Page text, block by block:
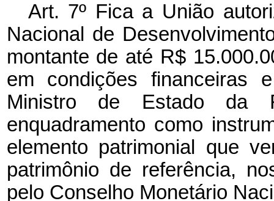
Art. 7º Fica a União
Nacional de
montante de até R$
em condições financeiras
Ministro de Estado da
enquadramento como
elemento patrimonial que
patrimônio de referência,
pelo Conselho Monetário